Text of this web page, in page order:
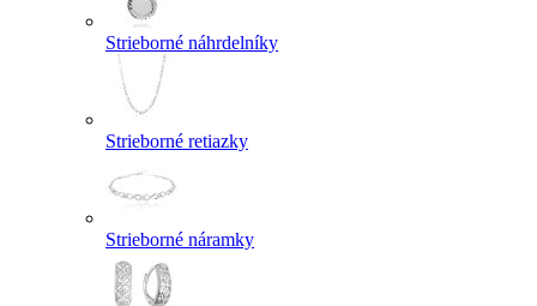
Strieborné náhrdelníky
Strieborné retiazky
Strieborné náramky